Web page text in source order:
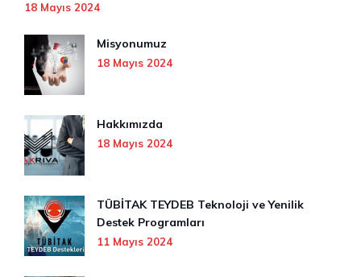
18 Mayıs 2024
Misyonumuz
18 Mayıs 2024
Hakkımızda
18 Mayıs 2024
TÜBİTAK TEYDEB Teknoloji ve Yenilik
Destek Programları
11 Mayıs 2024